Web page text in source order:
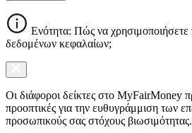
Ενότητα: Πώς να χρησιμοποιήσετε
δεδομένων κεφαλαίων;
Οι διάφοροι δείκτες στο MyFairMoney
προοπτικές για την ευθυγράμμιση των
προσωπικούς σας στόχους